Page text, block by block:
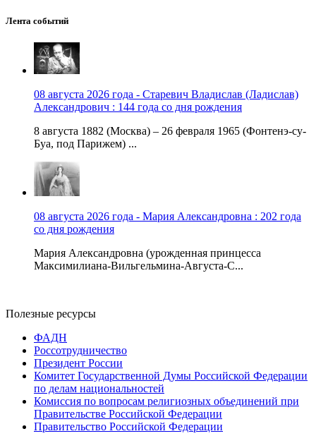
Лента событий
08 августа 2026 года - Старевич Владислав (Ладислав)
Александрович : 144 года со дня рождения
8 августа 1882 (Москва) – 26 февраля 1965 (Фонтенэ-су-
Буа, под Парижем) ...
08 августа 2026 года - Мария Александровна : 202 года
со дня рождения
Мария Александровна (урожденная принцесса
Максимилиана-Вильгельмина-Августа-С...
Полезные ресурсы
ФАДН
Россотрудничество
Президент России
Комитет Государственной Думы Российской Федерации
по делам национальностей
Комиссия по вопросам религиозных объединений при
Правительстве Российской Федерации
Правительство Российской Федерации